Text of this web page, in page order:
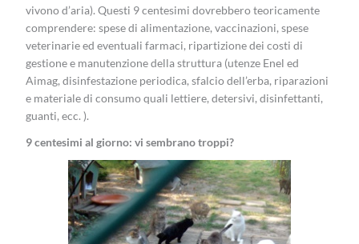
vivono d’aria). Questi 9 centesimi dovrebbero teoricamente
comprendere: spese di alimentazione, vaccinazioni, spese
veterinarie ed eventuali farmaci, ripartizione dei costi di
gestione e manutenzione della struttura (utenze Enel ed
Aimag, disinfestazione periodica, sfalcio dell’erba, riparazioni
e materiale di consumo quali lettiere, detersivi, disinfettanti,
guanti, ecc. ).
9 centesimi al giorno: vi sembrano troppi?